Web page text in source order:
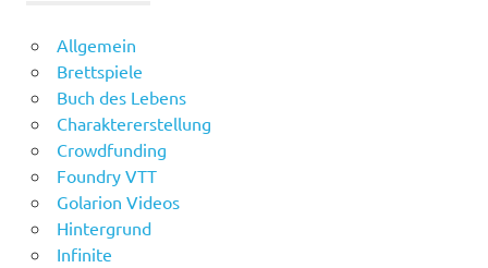
Allgemein
Brettspiele
Buch des Lebens
Charaktererstellung
Crowdfunding
Foundry VTT
Golarion Videos
Hintergrund
Infinite